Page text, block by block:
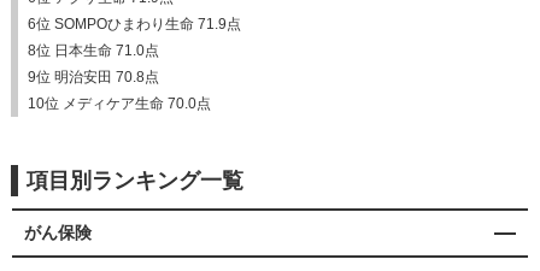
6位 SOMPOひまわり生命 71.9点
8位 日本生命 71.0点
9位 明治安田 70.8点
10位 メディケア生命 70.0点
項目別ランキング一覧
がん保険